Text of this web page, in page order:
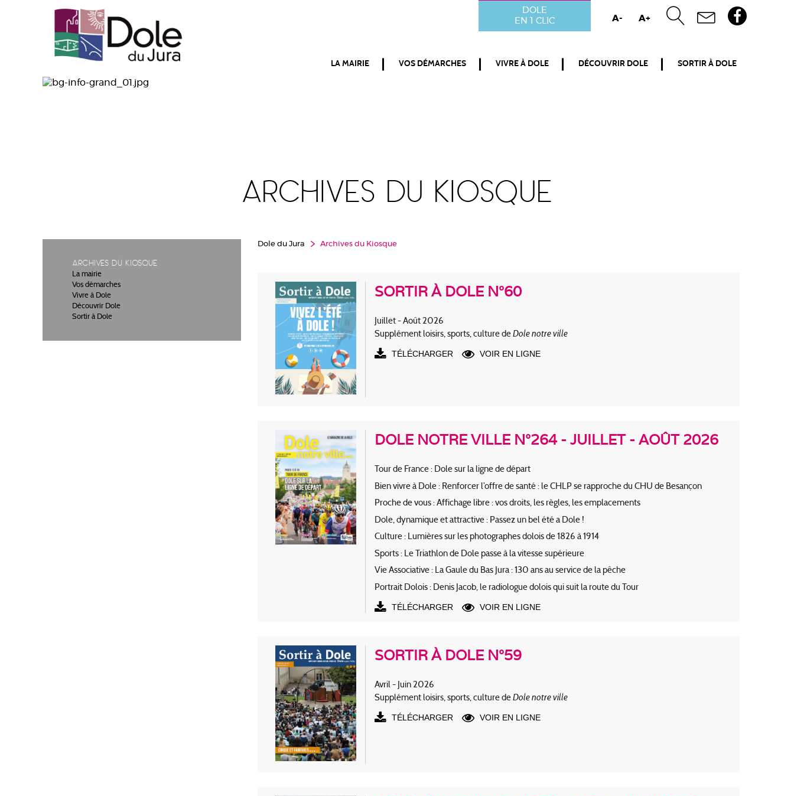
DOLE
EN 1 CLIC
A- A+
LA MAIRIE VOS DÉMARCHES VIVRE À DOLE DÉCOUVRIR DOLE SORTIR À DOLE
Archives du Kiosque
Archives du Kiosque
La mairie
Vos démarches
Vivre à Dole
Découvrir Dole
Sortir à Dole
Dole du Jura Archives du Kiosque
SORTIR À DOLE N°60
Juillet - Août 2026
Supplément loisirs, sports, culture de Dole notre ville
TÉLÉCHARGER VOIR EN LIGNE
DOLE NOTRE VILLE N°264 - JUILLET - AOÛT 2026
Tour de France : Dole sur la ligne de départ
Bien vivre à Dole : Renforcer l’offre de santé : le CHLP se rapproche du CHU de Besançon
Proche de vous : Affichage libre : vos droits, les règles, les emplacements
Dole, dynamique et attractive : Passez un bel été a Dole !
Culture : Lumières sur les photographes dolois de 1826 à 1914
Sports : Le Triathlon de Dole passe à la vitesse supérieure
Vie Associative : La Gaule du Bas Jura : 130 ans au service de la pêche
Portrait Dolois : Denis Jacob, le radiologue dolois qui suit la route du Tour
TÉLÉCHARGER VOIR EN LIGNE
SORTIR À DOLE N°59
Avril - Juin 2026
Supplément loisirs, sports, culture de Dole notre ville
TÉLÉCHARGER VOIR EN LIGNE